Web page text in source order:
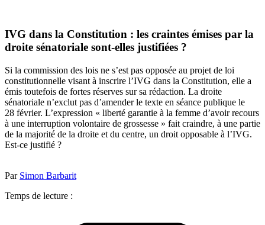
IVG dans la Constitution : les craintes émises par la
droite sénatoriale sont-elles justifiées ?
Si la commission des lois ne s’est pas opposée au projet de loi
constitutionnelle visant à inscrire l’IVG dans la Constitution, elle a
émis toutefois de fortes réserves sur sa rédaction. La droite
sénatoriale n’exclut pas d’amender le texte en séance publique le
28 février. L’expression « liberté garantie à la femme d’avoir recours
à une interruption volontaire de grossesse » fait craindre, à une partie
de la majorité de la droite et du centre, un droit opposable à l’IVG.
Est-ce justifié ?
Par Simon Barbarit
Temps de lecture :